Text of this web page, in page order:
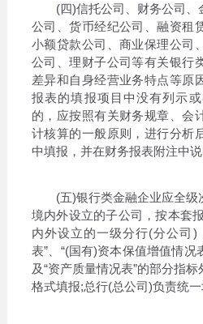
(四)信托公司、财务公司、
公司、货币经纪公司、融资租
小额贷款公司、商业保理公司
公司、理财子公司等有关银行
差异和自身经营业务特点等原
报表的填报项目中没有列示
的，应按照有关财务规章、会
计核算的一般原则，进行分析
中填报，并在财务报表附注中说
(五)银行类金融企业应全级
境内外设立的子公司，按本套
内外设立的一级分行(分公司)
表”、“(国有)资本保值增值情况
及“资产质量情况表”的部分指
格式填报;总行(总公司)负责统一